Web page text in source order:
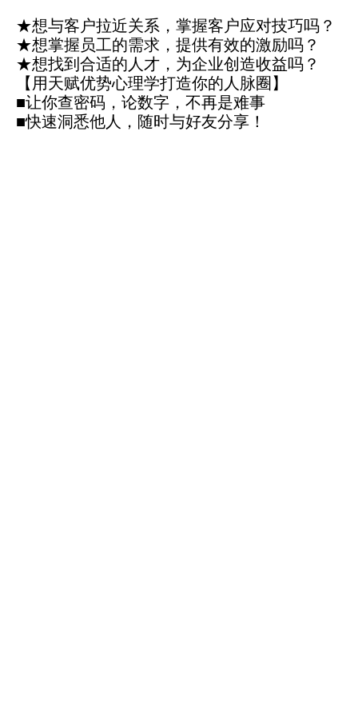
★想与客户拉近关系，掌握客户应对技巧吗？
★想掌握员工的需求，提供有效的激励吗？
★想找到合适的人才，为企业创造收益吗？
【用天赋优势心理学打造你的人脉圈】
■让你查密码，论数字，不再是难事
■快速洞悉他人，随时与好友分享！